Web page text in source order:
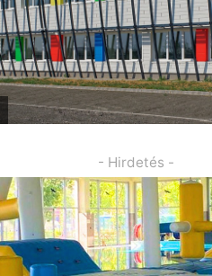
- Hirdetés -